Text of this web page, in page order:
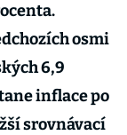
osmi
6,9
inflace po
srovnávací